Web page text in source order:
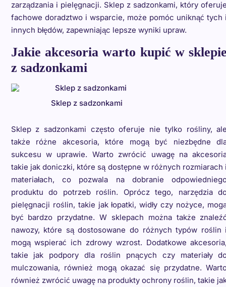
zarządzania i pielęgnacji. Sklep z sadzonkami, który
fachowe doradztwo i wsparcie, może pomóc uniknąć tych
innych błędów, zapewniając lepsze wyniki upraw.
Jakie akcesoria warto kupić w
z sadzonkami
Sklep z sadzonkami
Sklep z sadzonkami często oferuje nie tylko rośliny,
także różne akcesoria, które mogą być niezbędne
sukcesu w uprawie. Warto zwrócić uwagę na
takie jak doniczki, które są dostępne w różnych rozmiarach
materiałach, co pozwala na dobranie
produktu do potrzeb roślin. Oprócz tego, narzędzia
pielęgnacji roślin, takie jak łopatki, widły czy nożyce,
być bardzo przydatne. W sklepach można także
nawozy, które są dostosowane do różnych typów roślin
mogą wspierać ich zdrowy wzrost. Dodatkowe
takie jak podpory dla roślin pnących czy materiały
mulczowania, również mogą okazać się przydatne.
również zwrócić uwagę na produkty ochrony roślin, takie